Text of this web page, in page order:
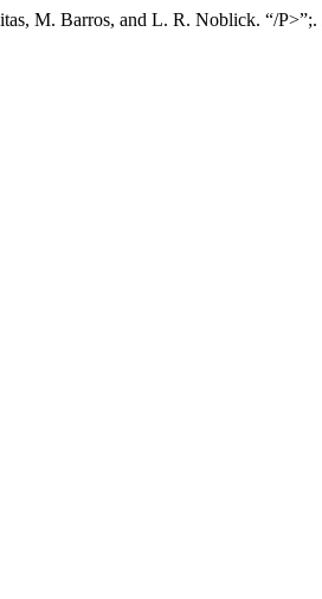
M. Barros, and L. R. Noblick. “/P>”;.